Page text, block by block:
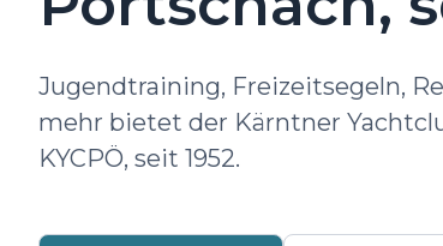
Jugendtraining, Freizeitsegeln,
mehr bietet der Kärntner
KYCPÖ, seit 1952.